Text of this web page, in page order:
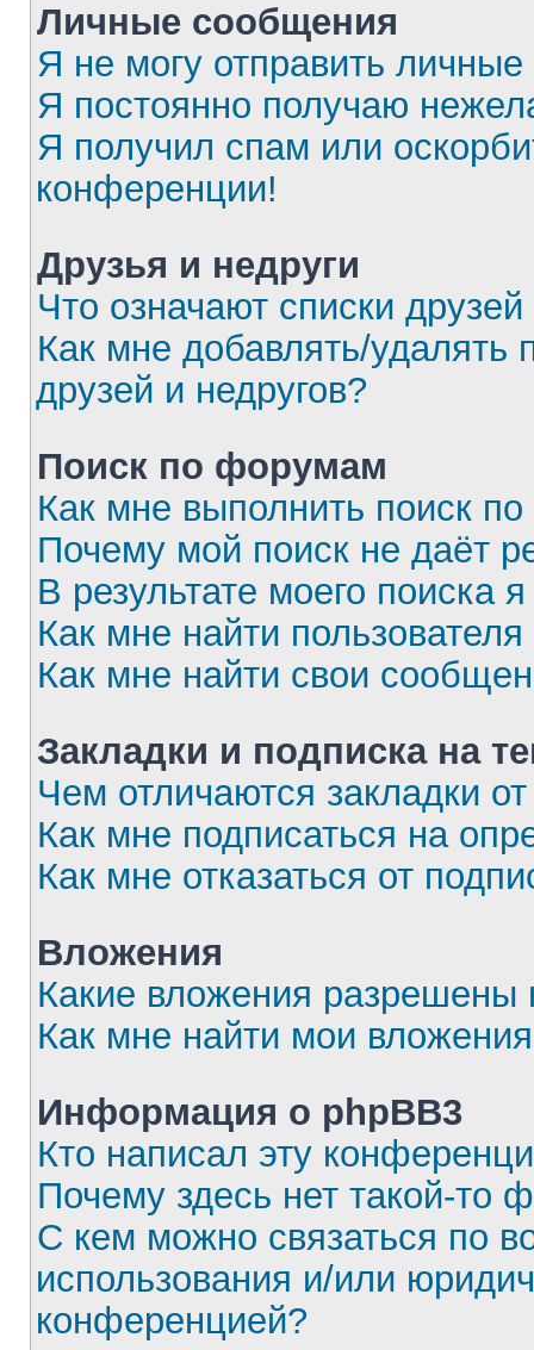
Личные сообщения
Я не могу отправить
Я постоянно получаю
Я получил спам или
конференции!
Друзья и недруги
Что означают списки друзей
Как мне добавлять/удалять
друзей и недругов?
Поиск по форумам
Как мне выполнить поиск
Почему мой поиск не даёт
В результате моего поиска
Как мне найти
Как мне найти свои
Закладки и подписка на
Чем отличаются закладки
Как мне подписаться на
Как мне отказаться от
Вложения
Какие вложения разрешены
Как мне найти мои
Информация о phpBB3
Кто написал эту
Почему здесь нет такой-то
С кем можно связаться по
использования и/или
конференцией?